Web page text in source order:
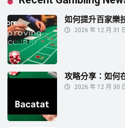
如何提升百家樂
2026 年 12 月 31
攻略分享：如何
2026 年 12 月 30